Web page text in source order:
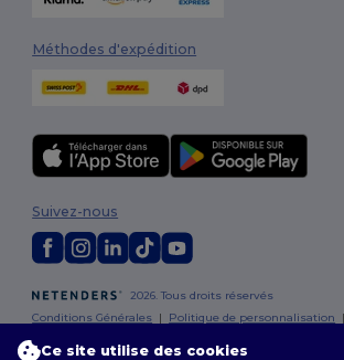
Méthodes d'expédition
2026. Tous droits réservés
Conditions Générales | Politique de personnalisation |
Suivez-nous
Ce site utilise des cookies